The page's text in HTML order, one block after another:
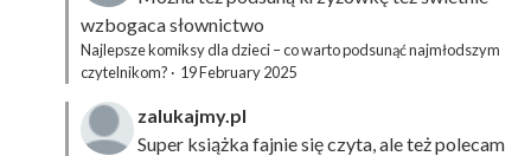
wzbogaca słownictwo
Najlepsze komiksy dla dzieci – co warto podsunąć najmłodszym
czytelnikom? · 19 February 2025
zalukajmy.pl
Super książka fajnie się czyta, ale też polecam